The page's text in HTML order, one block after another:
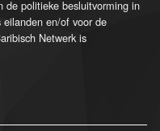
de politieke besluitvorming in
en/of voor de
Netwerk is